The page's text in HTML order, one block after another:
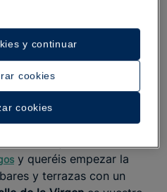
de entrada, un
empedradas y edificios
restaurantes con encanto
de artesanía, te dará la
púnica, romana y
su impronta. Los
y queréis empezar la
y terrazas con un
cookies
cookies
y continuar